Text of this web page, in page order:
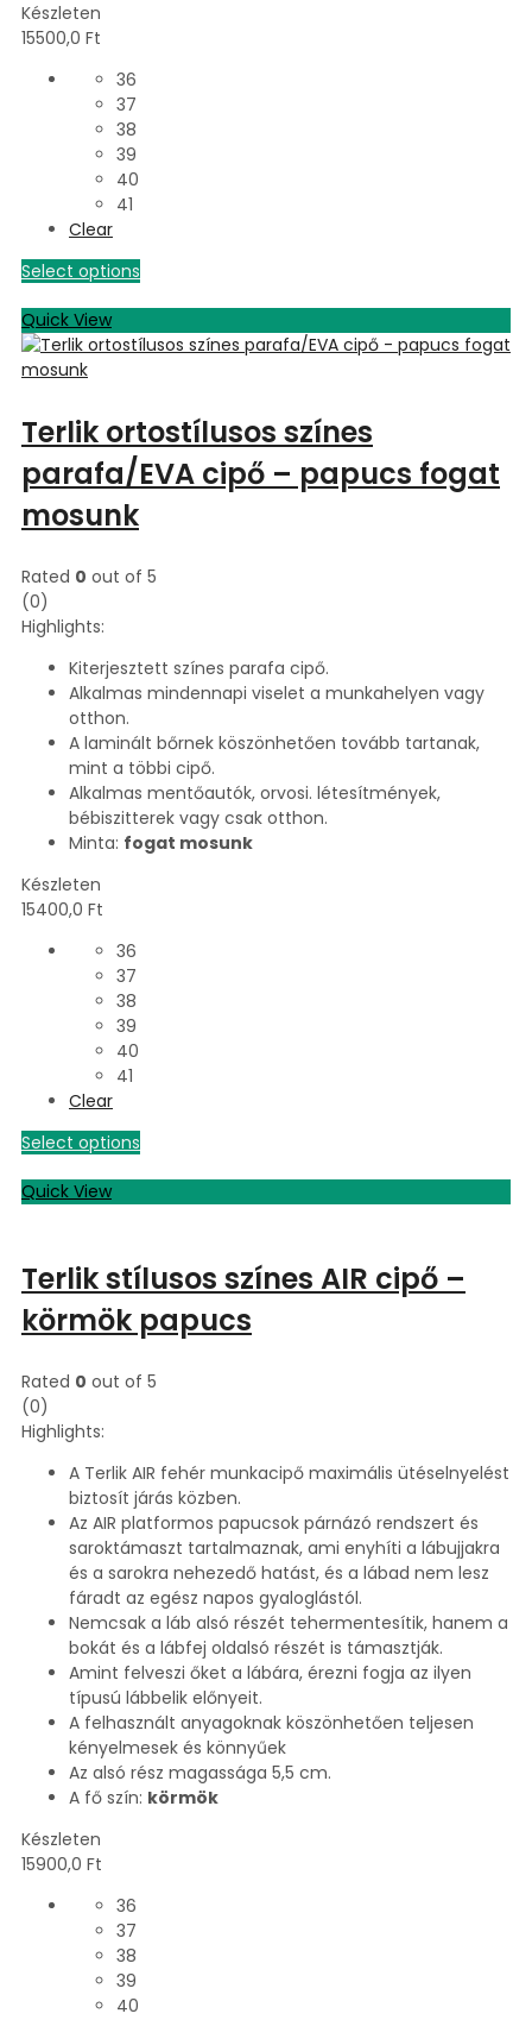
Készleten
15500,0 Ft
36
37
38
39
40
41
Clear
Select options
Quick View
Terlik ortostílusos színes
parafa/EVA cipő – papucs fogat
mosunk
Rated 0 out of 5
(0)
Highlights:
Kiterjesztett színes parafa cipő.
Alkalmas mindennapi viselet a munkahelyen vagy
otthon.
A laminált bőrnek köszönhetően tovább tartanak,
mint a többi cipő.
Alkalmas mentőautók, orvosi. létesítmények,
bébiszitterek vagy csak otthon.
Minta: fogat mosunk
Készleten
15400,0 Ft
36
37
38
39
40
41
Clear
Select options
Quick View
Terlik stílusos színes AIR cipő –
körmök papucs
Rated 0 out of 5
(0)
Highlights:
A Terlik AIR fehér munkacipő maximális ütéselnyelést
biztosít járás közben.
Az AIR platformos papucsok párnázó rendszert és
saroktámaszt tartalmaznak, ami enyhíti a lábujjakra
és a sarokra nehezedő hatást, és a lábad nem lesz
fáradt az egész napos gyaloglástól.
Nemcsak a láb alsó részét tehermentesítik, hanem a
bokát és a lábfej oldalsó részét is támasztják.
Amint felveszi őket a lábára, érezni fogja az ilyen
típusú lábbelik előnyeit.
A felhasznált anyagoknak köszönhetően teljesen
kényelmesek és könnyűek
Az alsó rész magassága 5,5 cm.
A fő szín: körmök
Készleten
15900,0 Ft
36
37
38
39
40